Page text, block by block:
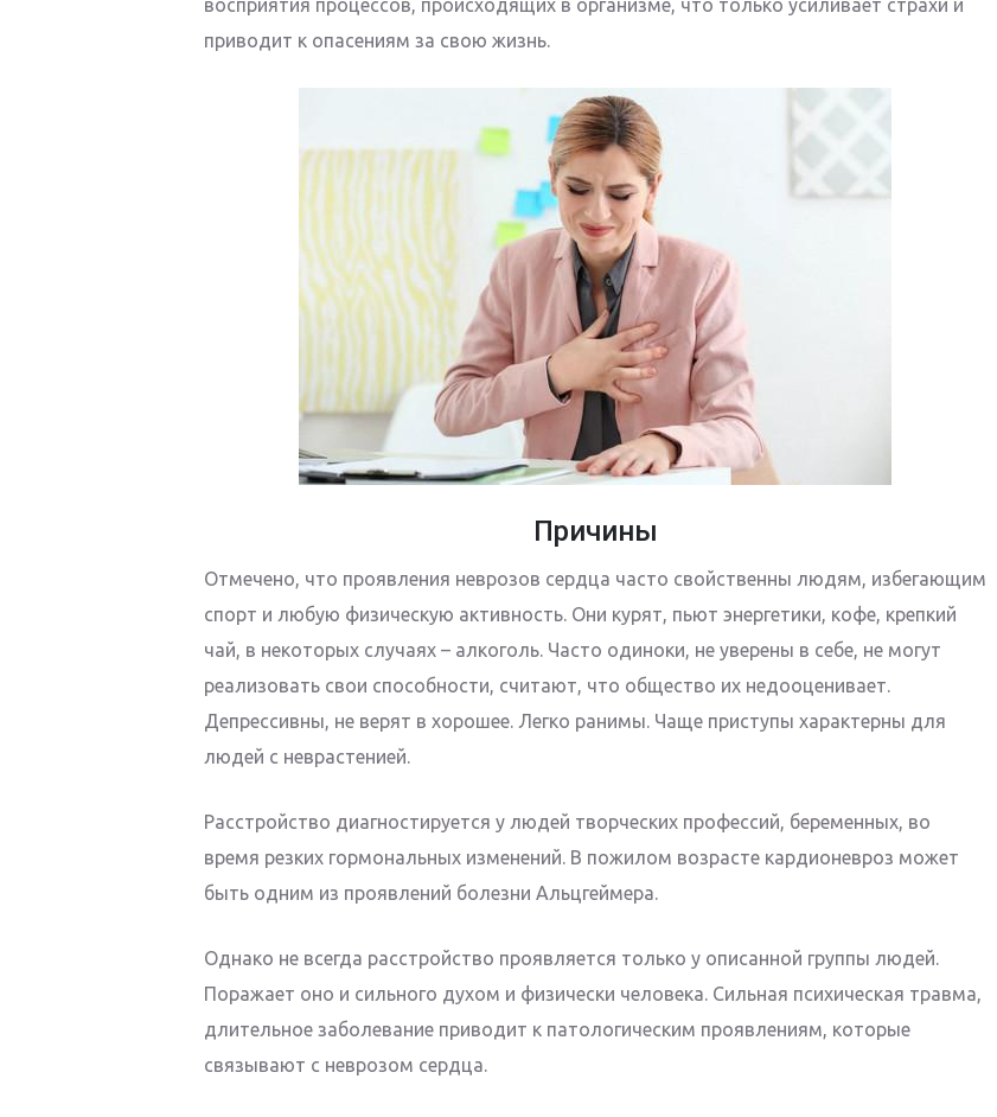
приводит к опасениям за свою жизнь.
Причины
Отмечено, что проявления неврозов сердца часто свойственны людям, избегающим
спорт и любую физическую активность. Они курят, пьют энергетики, кофе, крепкий
чай, в некоторых случаях – алкоголь. Часто одиноки, не уверены в себе, не могут
реализовать свои способности, считают, что общество их недооценивает.
Депрессивны, не верят в хорошее. Легко ранимы. Чаще приступы характерны для
людей с неврастенией.
Расстройство диагностируется у людей творческих профессий, беременных, во
время резких гормональных изменений. В пожилом возрасте кардионевроз может
быть одним из проявлений болезни Альцгеймера.
Однако не всегда расстройство проявляется только у описанной группы людей.
Поражает оно и сильного духом и физически человека. Сильная психическая травма,
длительное заболевание приводит к патологическим проявлениям, которые
связывают с неврозом сердца.